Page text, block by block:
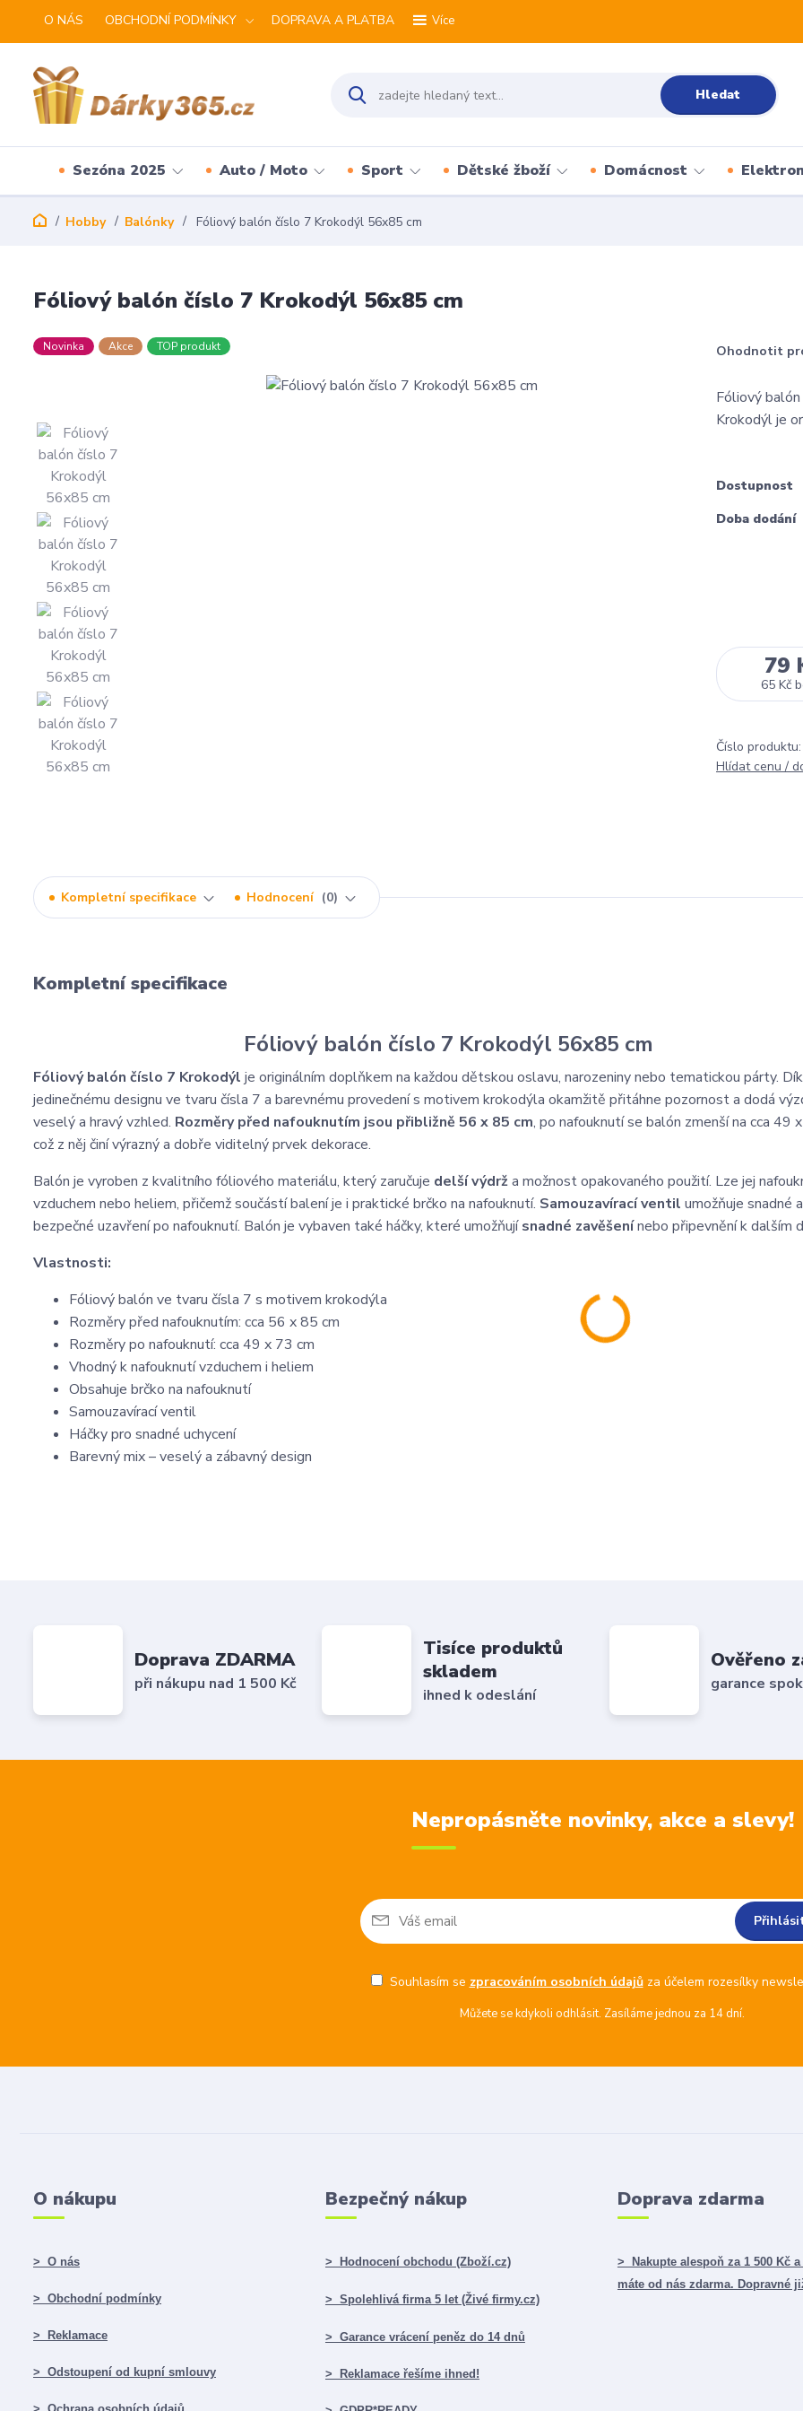
O NÁS OBCHODNÍ PODMÍNKY DOPRAVA A PLATBA Více
Hledat
Sezóna 2025 Auto / Moto Sport Dětské žboží Domácnost
Hobby Balónky Fóliový balón číslo 7 Krokodýl 56x85 cm
Fóliový balón číslo 7 Krokodýl 56x85 cm
Novinka Akce TOP produkt Ohodnotit
Fóliový
Krokodýl je
Dostupnost
Doba dodání
79
65 Kč
Číslo produktu:
Hlídat cenu /
Kompletní specifikace Hodnocení 0
Kompletní specifikace
Fóliový balón číslo 7 Krokodýl 56x85 cm
Fóliový balón číslo 7 Krokodýl je originálním doplňkem na každou dětskou oslavu, narozeniny nebo tematickou párty.
jedinečnému designu ve tvaru čísla 7 a barevnému provedení s motivem krokodýla okamžitě přitáhne pozornost a dodá
veselý a hravý vzhled. Rozměry před nafouknutím jsou přibližně 56 x 85 cm, po nafouknutí se balón zmenší na cca 49
což z něj činí výrazný a dobře viditelný prvek dekorace.
Balón je vyroben z kvalitního fóliového materiálu, který zaručuje delší výdrža možnost opakovaného použití. Lze jej
vzduchem nebo heliem, přičemž součástí balení je i praktické brčko na nafouknutí. Samouzavírací ventil umožňuje snadné a
bezpečné uzavření po nafouknutí. Balón je vybaven také háčky, které umožňujísnadné zavěšenínebo připevnění k dalším
Vlastnosti:
Fóliový balón ve tvaru čísla 7 s motivem krokodýla
Rozměry před nafouknutím: cca 56 x 85 cm
Rozměry po nafouknutí: cca 49 x 73 cm
Vhodný k nafouknutí vzduchem i heliem
Obsahuje brčko na nafouknutí
Samouzavírací ventil
Háčky pro snadné uchycení
Barevný mix – veselý a zábavný design
Doprava ZDARMA
při nákupu nad 1 500 Kč
Tisíce produktů
skladem
ihned k odeslání
Ověřeno
garance
Nepropásněte novinky, akce a slevy!
Souhlasím se zpracováním osobních údajůza účelem rozesílky
Můžete se kdykoli odhlásit. Zasíláme jednou za 14 dní.
O nákupu
> O nás
> Obchodní podmínky
> Reklamace
> Odstoupení od kupní smlouvy
Bezpečný nákup
> Hodnocení obchodu (Zboží.cz)
> Spolehlivá firma 5 let (Živé firmy.cz)
> Garance vrácení peněz do 14 dnů
> Reklamace řešíme ihned!
Doprava zdarma
> Nakupte alespoň za 1 500 Kč
máte od nás zdarma. Dopravné